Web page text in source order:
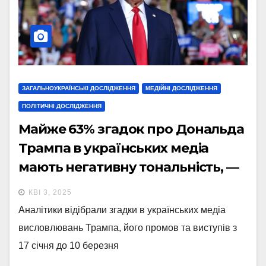
ЗАГАЛЬНОУКРАЇНСЬКІ ДОСЛІДЖЕННЯ МЕДІЙНІ ДОСЛІДЖЕННЯ
ПОЛІТИЧНІ ДОСЛІДЖЕННЯ
Майже 63% згадок про Дональда
Трампа в українських медіа
мають негативну тональність, —
дослідження
КВІ 3, 2025
Аналітики відібрали згадки в українських медіа
висловлювань Трампа, його промов та виступів з
17 січня до 10 березня